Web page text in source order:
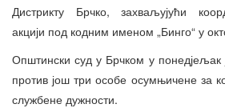
Дистрикту Брчко, захваљујући
акцији под кодним именом „Бинго“ у
Општински суд у Брчком у понедјељак
против још три особе осумњичене за
службене дужности.